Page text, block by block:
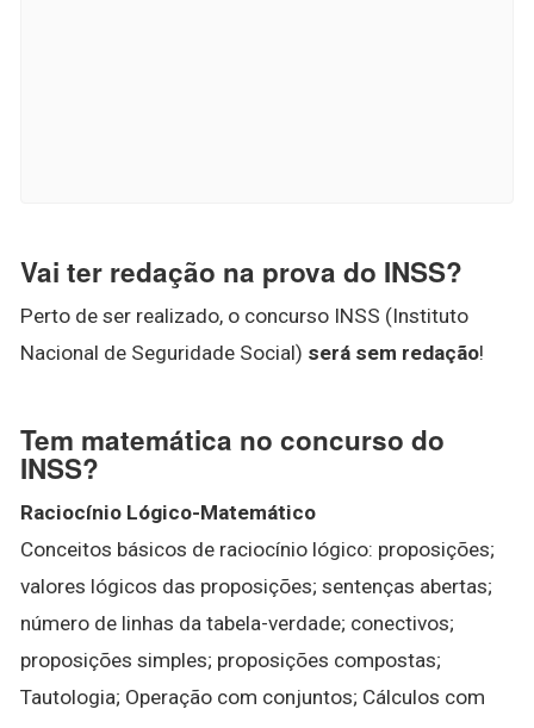
Vai ter redação na prova do INSS?
Perto de ser realizado, o concurso INSS (Instituto
Nacional de Seguridade Social) será sem redação!
Tem matemática no concurso do
INSS?
Raciocínio Lógico-Matemático
Conceitos básicos de raciocínio lógico: proposições;
valores lógicos das proposições; sentenças abertas;
número de linhas da tabela-verdade; conectivos;
proposições simples; proposições compostas;
Tautologia; Operação com conjuntos; Cálculos com